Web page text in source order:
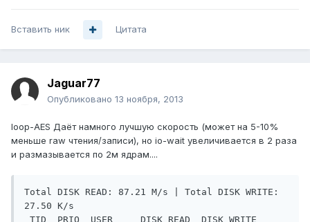
Вставить ник Цитата
Jaguar77
Опубликовано 13 ноября, 2013
loop-AES Даёт намного лучшую скорость (может на 5-10%
меньше raw чтения/записи), но io-wait увеличивается в 2 раза
и размазывается по 2м ядрам....
Total DISK READ: 87.21 M/s | Total DISK WRITE:
27.50 K/s